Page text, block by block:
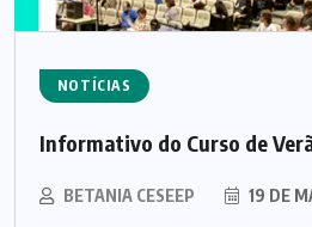
NOTÍCIAS
Informativo do Curso de
BETANIA CESEEP 19 DE